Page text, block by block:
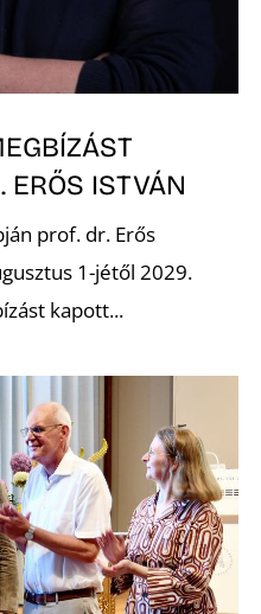
ERŐS ISTVÁN
prof. dr. Erős
1-jétől 2029.
kapott...